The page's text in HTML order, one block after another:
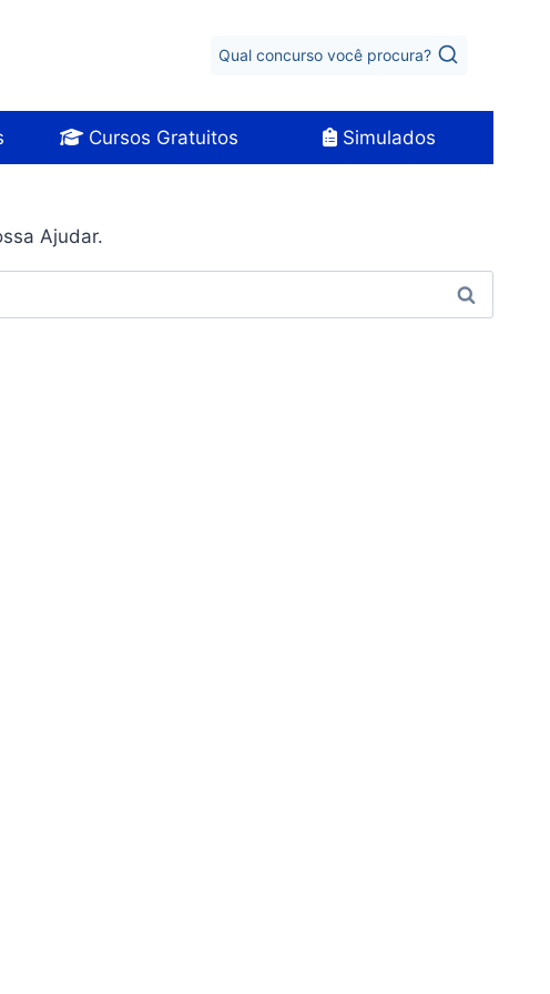
Qual concurso você procura?
Cursos Gratuitos Simulados
Ajudar.